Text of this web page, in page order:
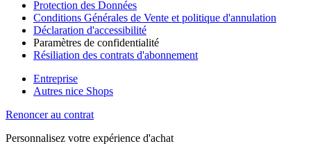
Protection des Données
Conditions Générales de Vente et politique d'annulation
Déclaration d'accessibilité
Paramètres de confidentialité
Résiliation des contrats d'abonnement
Entreprise
Autres nice Shops
Renoncer au contrat
Personnalisez votre expérience d'achat